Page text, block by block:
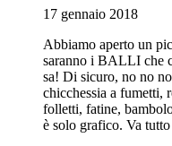
17 gennaio 2018
Abbiamo aperto un
saranno i BALLI che
sa! Di sicuro, no no
chicchessia a fumetti,
folletti, fatine,
è solo grafico. Va